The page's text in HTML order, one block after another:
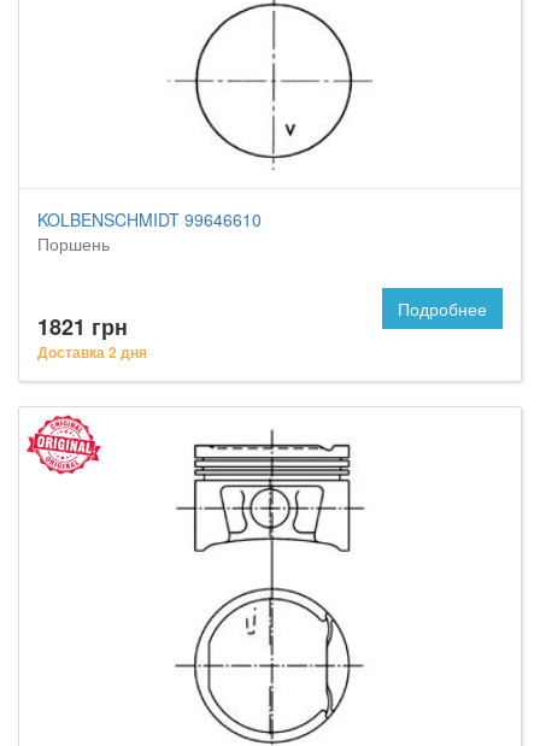
KOLBENSCHMIDT 99646610
Поршень
1821 грн
Доставка 2 дня
Подробнее